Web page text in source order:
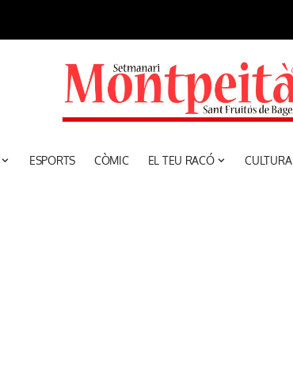
ESPORTS CÒMIC EL TEU RACÓ CULTURA